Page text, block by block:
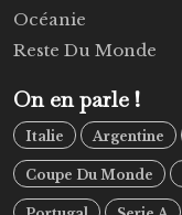
Océanie
Reste Du Monde
On en parle !
Italie Argentine
Coupe Du Monde